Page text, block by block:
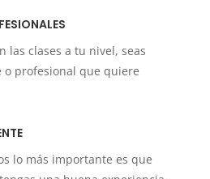
las clases a tu nivel, seas
profesional que quiere
lo más importante es que